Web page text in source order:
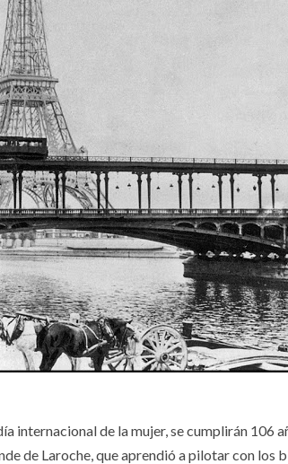
internacional de la mujer, se cumplirán 106
de Laroche, que aprendió a pilotar con los